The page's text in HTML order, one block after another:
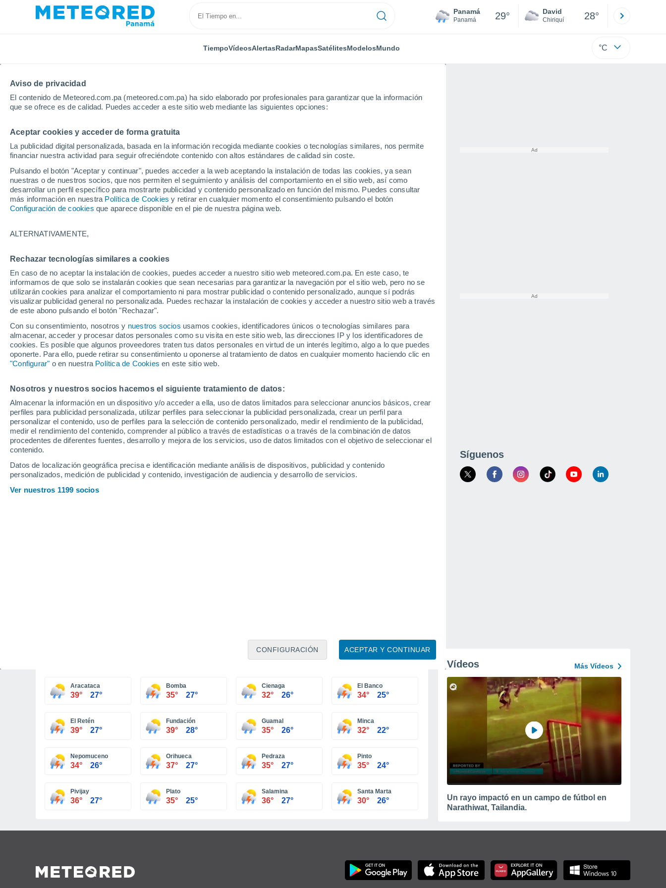
Aviso de privacidad
El contenido de Meteored.com.pa (meteored.com.pa) ha sido elaborado por profesionales para garantizar que la información
que se ofrece es de calidad. Puedes acceder a este sitio web mediante las siguientes opciones:
Aceptar cookies y acceder de forma gratuita
La publicidad digital personalizada, basada en la información recogida mediante cookies o tecnologías similares, nos permite
financiar nuestra actividad para seguir ofreciéndote contenido con altos estándares de calidad sin coste.
Pulsando el botón "Aceptar y continuar", puedes acceder a la web aceptando la instalación de todas las cookies, ya sean
nuestras o de nuestros socios, que nos permiten el seguimiento y análisis del comportamiento en el sitio web, así como
desarrollar un perfil específico para mostrarte publicidad y contenido personalizado en función del mismo. Puedes consultar
más información en nuestra Política de Cookies y retirar en cualquier momento el consentimiento pulsando el botón
Configuración de cookies que aparece disponible en el pie de nuestra página web.
ALTERNATIVAMENTE,
Rechazar tecnologías similares a cookies
En caso de no aceptar la instalación de cookies, puedes acceder a nuestro sitio web meteored.com.pa. En este caso, te
informamos de que solo se instalarán cookies que sean necesarias para garantizar la navegación por el sitio web, pero no se
utilizarán cookies para analizar el comportamiento ni para mostrar publicidad o contenido personalizado, aunque sí podrás
visualizar publicidad general no personalizada. Puedes rechazar la instalación de cookies y acceder a nuestro sitio web a través
de este abono pulsando el botón "Rechazar".
Con su consentimiento, nosotros y nuestros socios usamos cookies, identificadores únicos o tecnologías similares para
almacenar, acceder y procesar datos personales como su visita en este sitio web, las direcciones IP y los identificadores de
cookies. Es posible que algunos proveedores traten tus datos personales en virtud de un interés legítimo, algo a lo que puedes
oponerte. Para ello, puede retirar su consentimiento u oponerse al tratamiento de datos en cualquier momento haciendo clic en
"Configurar" o en nuestra Política de Cookies en este sitio web.
Nosotros y nuestros socios hacemos el siguiente tratamiento de datos:
Almacenar la información en un dispositivo y/o acceder a ella, uso de datos limitados para seleccionar anuncios básicos, crear
perfiles para publicidad personalizada, utilizar perfiles para seleccionar la publicidad personalizada, crear un perfil para
personalizar el contenido, uso de perfiles para la selección de contenido personalizado, medir el rendimiento de la publicidad,
medir el rendimiento del contenido, comprender al público a través de estadísticas o a través de la combinación de datos
procedentes de diferentes fuentes, desarrollo y mejora de los servicios, uso de datos limitados con el objetivo de seleccionar el
contenido.
Datos de localización geográfica precisa e identificación mediante análisis de dispositivos, publicidad y contenido
personalizados, medición de publicidad y contenido, investigación de audiencia y desarrollo de servicios.
Ver nuestros 1199 socios
ACEPTAR Y CONTINUAR
CONFIGURACIÓN
Panamá
Panamá 29° David
Chiriquí 28°
TiempoVídeosAlertasRadarMapasSatélitesModelosMundo °C
Inicio Colombia Departamento de Magdalena
Tiempo en el Departamento de Magdalena
Hoy, 6 agosto Todo el día Símbolo
35°
Bomba
24°
Pinto
Sitionuevo
34°
El Banco
39°
28°
Fundación
36°
27°
Síguenos
Aracataca
39° 27°
Bomba
35° 27°
Cienaga
32° 26°
El Banco
34° 25°
El Retén
39° 27°
Fundación
39° 28°
Guamal
35° 26°
Minca
32° 22°
Nepomuceno
34° 26°
Orihueca
37° 27°
Pedraza
35° 27°
Pinto
35° 24°
Pivijay
36° 27°
Plato
35° 25°
Salamina
36° 27°
Santa Marta
30° 26°
Vídeos Más Vídeos
Un rayo impactó en un campo de fútbol en
Narathiwat, Tailandia.